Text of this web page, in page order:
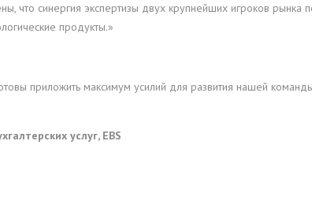
синергия экспертизы двух крупнейших игроков рынка
продукты.»
приложить максимум усилий для развития нашей
услуг, EBS